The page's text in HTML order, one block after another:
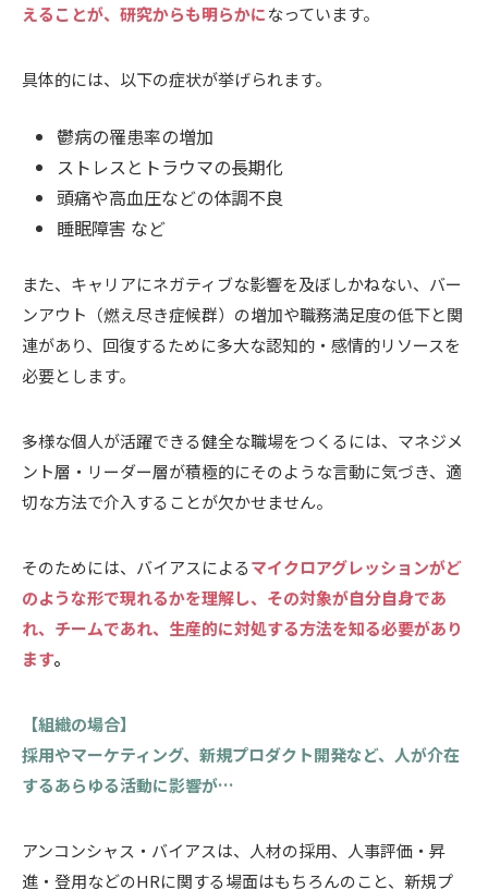
えることが、研究からも明らかになっています。
具体的には、以下の症状が挙げられます。
鬱病の罹患率の増加
ストレスとトラウマの長期化
頭痛や高血圧などの体調不良
睡眠障害 など
また、キャリアにネガティブな影響を及ぼしかねない、バー
ンアウト（燃え尽き症候群）の増加や職務満足度の低下と関
連があり、回復するために多大な認知的・感情的リソースを
必要とします。
多様な個人が活躍できる健全な職場をつくるには、マネジメ
ント層・リーダー層が積極的にそのような言動に気づき、適
切な方法で介入することが欠かせません。
そのためには、バイアスによるマイクロアグレッションがど
のような形で現れるかを理解し、その対象が自分自身であ
れ、チームであれ、生産的に対処する方法を知る必要があり
ます。
【組織の場合】
採用やマーケティング、新規プロダクト開発など、人が介在
するあらゆる活動に影響が…
アンコンシャス・バイアスは、人材の採用、人事評価・昇
進・登用などのHRに関する場面はもちろんのこと、新規プ